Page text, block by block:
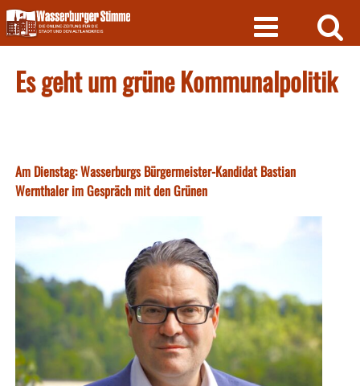
Skip
to
content
Es geht um grüne Kommunalpolitik
Am Dienstag: Wasserburgs Bürgermeister-Kandidat Bastian
Wernthaler im Gespräch mit den Grünen